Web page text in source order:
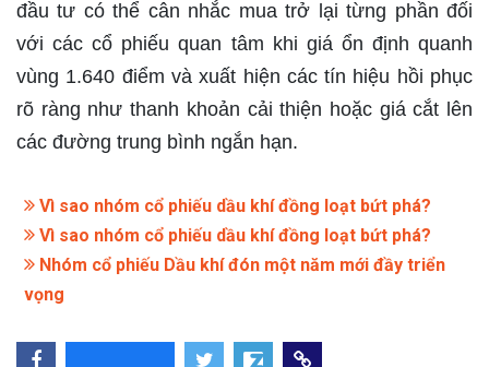
đầu tư có thể cân nhắc mua trở lại từng phần đối
với các cổ phiếu quan tâm khi giá ổn định quanh
vùng 1.640 điểm và xuất hiện các tín hiệu hồi phục
rõ ràng như thanh khoản cải thiện hoặc giá cắt lên
các đường trung bình ngắn hạn.
Vì sao nhóm cổ phiếu dầu khí đồng loạt bứt phá?
Vì sao nhóm cổ phiếu dầu khí đồng loạt bứt phá?
Nhóm cổ phiếu Dầu khí đón một năm mới đầy triển
vọng